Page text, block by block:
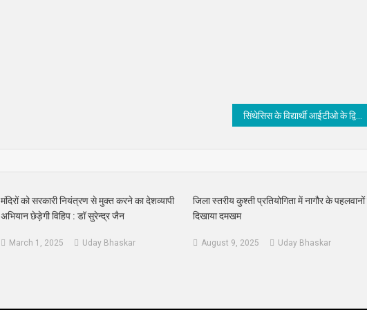
मंदिरों को सरकारी नियंत्रण से मुक्त करने का देशव्यापी
अभियान छेड़ेगी विहिप : डॉ सुरेन्द्र जैन
March 1, 2025 Uday Bhaskar
जिला स्तरीय कुश्ती प्रतियोगिता में नागौर के
दिखाया दमखम
August 9, 2025 Uday Bhaskar